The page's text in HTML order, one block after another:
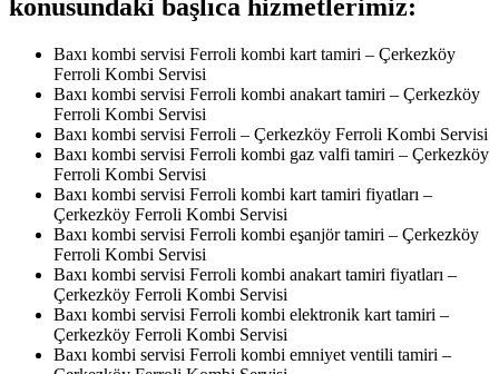
konusundaki başlıca hizmetlerimiz:
Baxı kombi servisi Ferroli kombi kart tamiri – Çerkezköy
Ferroli Kombi Servisi
Baxı kombi servisi Ferroli kombi anakart tamiri – Çerkezköy
Ferroli Kombi Servisi
Baxı kombi servisi Ferroli – Çerkezköy Ferroli Kombi Servisi
Baxı kombi servisi Ferroli kombi gaz valfi tamiri – Çerkezköy
Ferroli Kombi Servisi
Baxı kombi servisi Ferroli kombi kart tamiri fiyatları –
Çerkezköy Ferroli Kombi Servisi
Baxı kombi servisi Ferroli kombi eşanjör tamiri – Çerkezköy
Ferroli Kombi Servisi
Baxı kombi servisi Ferroli kombi anakart tamiri fiyatları –
Çerkezköy Ferroli Kombi Servisi
Baxı kombi servisi Ferroli kombi elektronik kart tamiri –
Çerkezköy Ferroli Kombi Servisi
Baxı kombi servisi Ferroli kombi emniyet ventili tamiri –